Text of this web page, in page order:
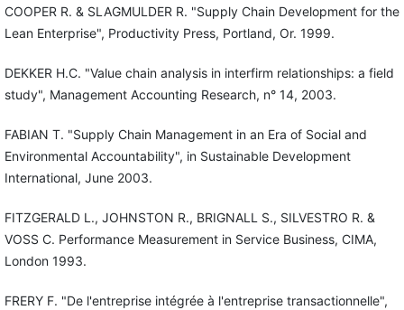
COOPER R. & SLAGMULDER R. "Supply Chain Development for the
Lean Enterprise", Productivity Press, Portland, Or. 1999.
DEKKER H.C. "Value chain analysis in interfirm relationships: a field
study", Management Accounting Research, n° 14, 2003.
FABIAN T. "Supply Chain Management in an Era of Social and
Environmental Accountability", in Sustainable Development
International, June 2003.
FITZGERALD L., JOHNSTON R., BRIGNALL S., SILVESTRO R. &
VOSS C. Performance Measurement in Service Business, CIMA,
London 1993.
FRERY F. "De l'entreprise intégrée à l'entreprise transactionnelle",